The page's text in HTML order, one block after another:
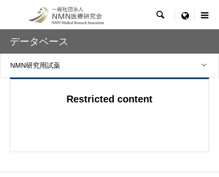
 menu
データベース
NMN研究用試薬
Restricted content